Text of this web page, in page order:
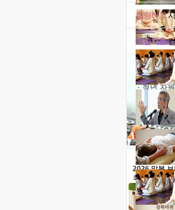
예술치유
힐링허그
'옹달샘의
· 청년 자
· 금빛청
· 음식연
2026 말복 보
최대74%할